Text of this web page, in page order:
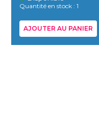
Quantité en stock : 1
AJOUTER AU PANIER